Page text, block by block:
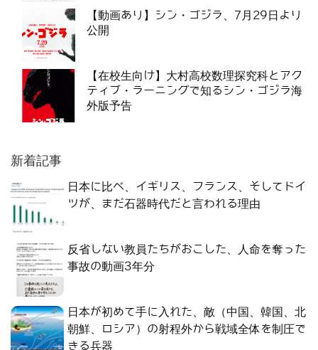
【動画あり】シン・ゴジラ、7月29日より
公開
【在校生向け】大村高校数理探究科とアク
ティブ・ラーニングで知るシン・ゴジラ海
外版予告
新着記事
日本に比べ、イギリス、フランス、そしてドイ
ツが、まだ石器時代だと言われる理由
反省しない教員たちがおこした、人命を奪った
事故の動画3年分
日本が初めて手に入れた、敵（中国、韓国、北
朝鮮、ロシア）の射程外から戦域全体を制圧で
きる兵器